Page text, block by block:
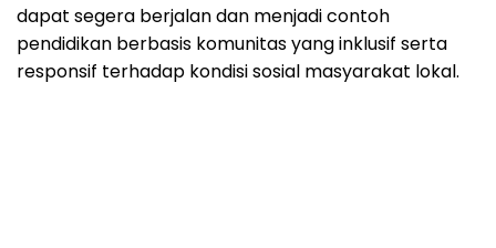
dapat segera berjalan dan menjadi contoh
pendidikan berbasis komunitas yang inklusif serta
responsif terhadap kondisi sosial masyarakat lokal.